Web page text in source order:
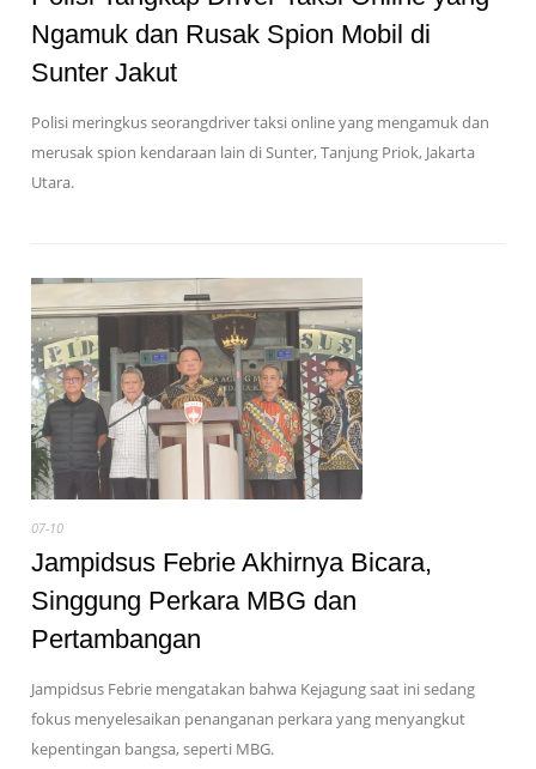
Ngamuk dan Rusak Spion Mobil di
Sunter Jakut
Polisi meringkus seorangdriver taksi online yang mengamuk dan
merusak spion kendaraan lain di Sunter, Tanjung Priok, Jakarta
Utara.
07-10
Jampidsus Febrie Akhirnya Bicara,
Singgung Perkara MBG dan
Pertambangan
Jampidsus Febrie mengatakan bahwa Kejagung saat ini sedang
fokus menyelesaikan penanganan perkara yang menyangkut
kepentingan bangsa, seperti MBG.